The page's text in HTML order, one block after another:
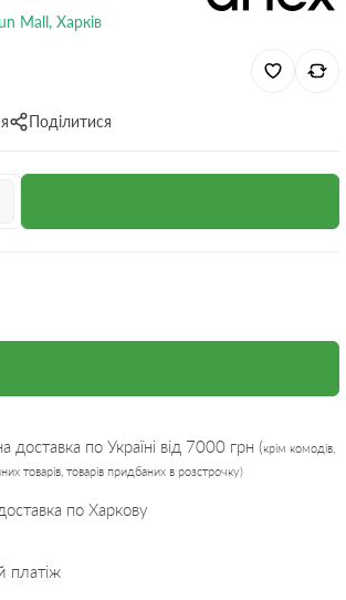
Mall, Харків
Поділитися
доставка по Україні від 7000 грн (крім комодів,
товарів, товарів придбаних в розстрочку)
по Харкову
платіж